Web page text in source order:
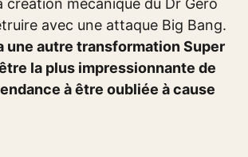
création mécanique du Dr Gero
avec une attaque Big Bang.
une autre transformation Super
la plus impressionnante de
à être oubliée à cause